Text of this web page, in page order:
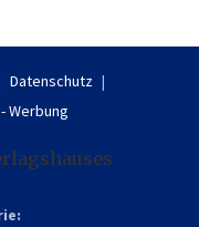
Datenschutz
Werbung